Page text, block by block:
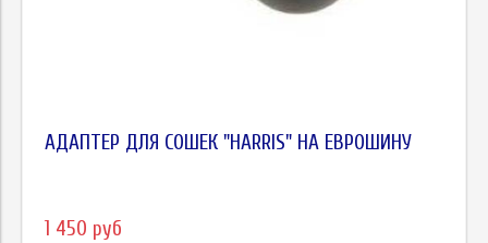
АДАПТЕР ДЛЯ СОШЕК "HARRIS" НА ЕВРОШИНУ
1 450 руб